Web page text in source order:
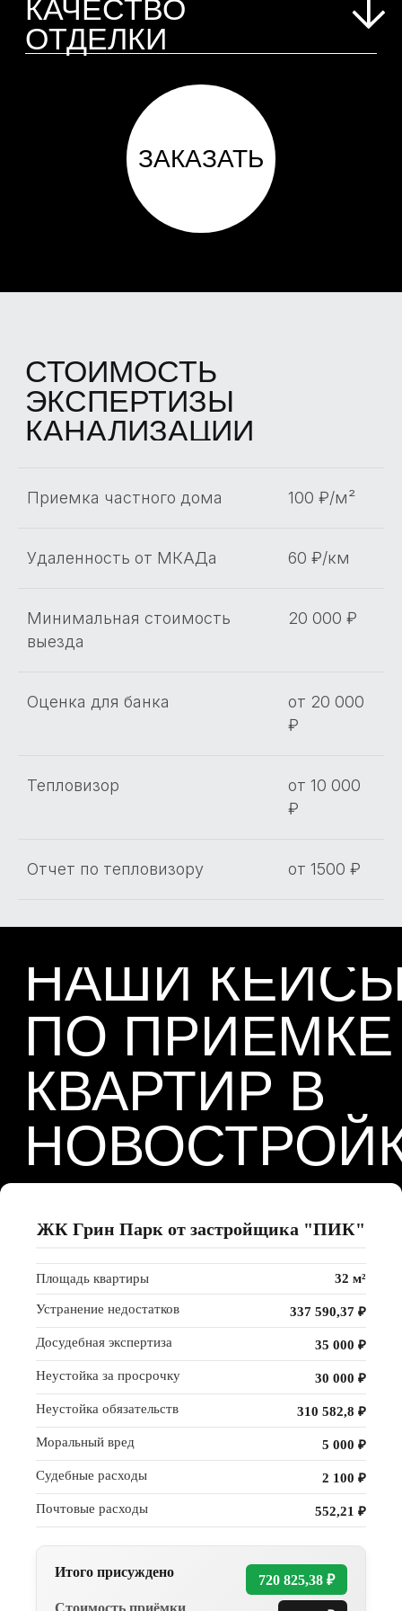
Приемка частного дома 100 ₽/м²
Удаленность от МКАДа 60 ₽/км
Минимальная стоимость
выезда
20 000 ₽
Оценка для банка
от 20 000
₽
Тепловизор
от 10 000
₽
Отчет по тепловизору от 1500 ₽
НАШИ КЕЙСЫ
ПО ПРИЕМКЕ
НОВОСТРОЙКЕ
ЖК Грин Парк от застройщика "ПИК"
Площадь квартиры 32 м²
Устранение недостатков 337 590,37 ₽
Досудебная экспертиза 35 000 ₽
Неустойка за просрочку 30 000 ₽
Неустойка обязательств 310 582,8 ₽
Моральный вред 5 000 ₽
Судебные расходы 2 100 ₽
Почтовые расходы 552,21 ₽
Итого присуждено
720 825,38 ₽
Стоимость приёмки
ПОЧЕМУ
НАС
ВЫБИРАЮТ
КВАЛИФИЦИРОВАННЫЕ
СПЕЦИАЛИСТЫ
СОСТОЯЩИЕ
В НОСТРОЙ
специалистов с высшим образованием,